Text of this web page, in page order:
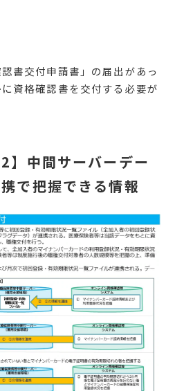
書交付申請書」の届出があっ
資格確認書を交付する必要が
】中間サーバーデー
で把握できる情報